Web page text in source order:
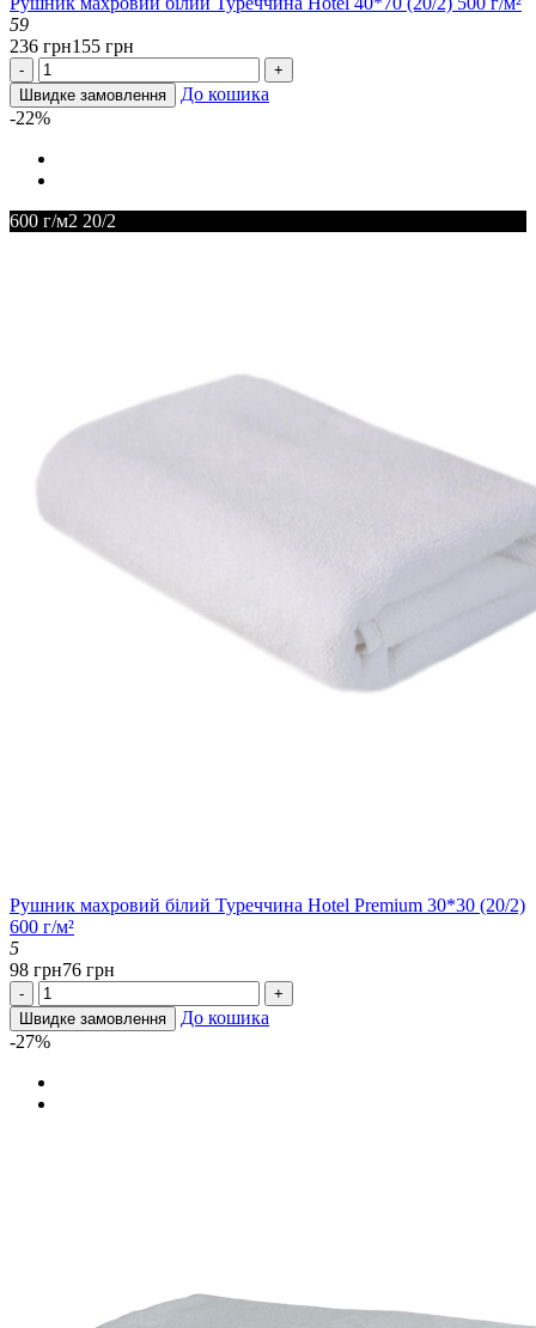
59
236 грн155 грн
-
+
Швидке замовлення
До кошика
-22%
600 г/м2 20/2
Рушник махровий білий Туреччина Hotel Premium 30*30 (20/2)
600 г/м²
5
98 грн76 грн
-
+
Швидке замовлення
До кошика
-27%